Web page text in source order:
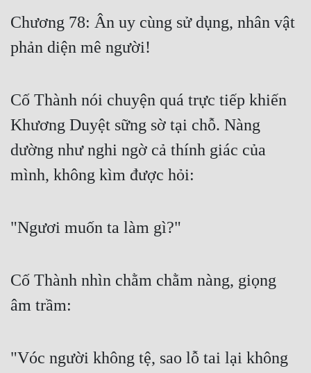
Truyện Convert
Truyện Dịch
Cổ Đại
Du Hí
Dị Giới
Chương 78: Ân uy cùng sử dụng, nhân vật
phản diện mê người!
Cố Thành nói chuyện quá trực tiếp khiến
Khương Duyệt sững sờ tại chỗ. Nàng
dường như nghi ngờ cả thính giác của
mình, không kìm được hỏi:
"Ngươi muốn ta làm gì?"
Cố Thành nhìn chằm chằm nàng, giọng
âm trầm:
"Vóc người không tệ, sao lỗ tai lại không